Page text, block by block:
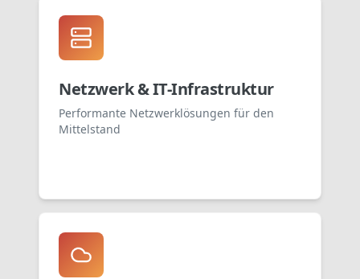
Netzwerk & IT-Infrastruktur
Performante Netzwerklösungen für den
Mittelstand